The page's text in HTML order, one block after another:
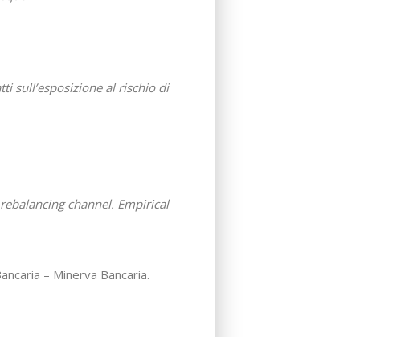
sull’esposizione al rischio di
channel. Empirical
– Minerva Bancaria.